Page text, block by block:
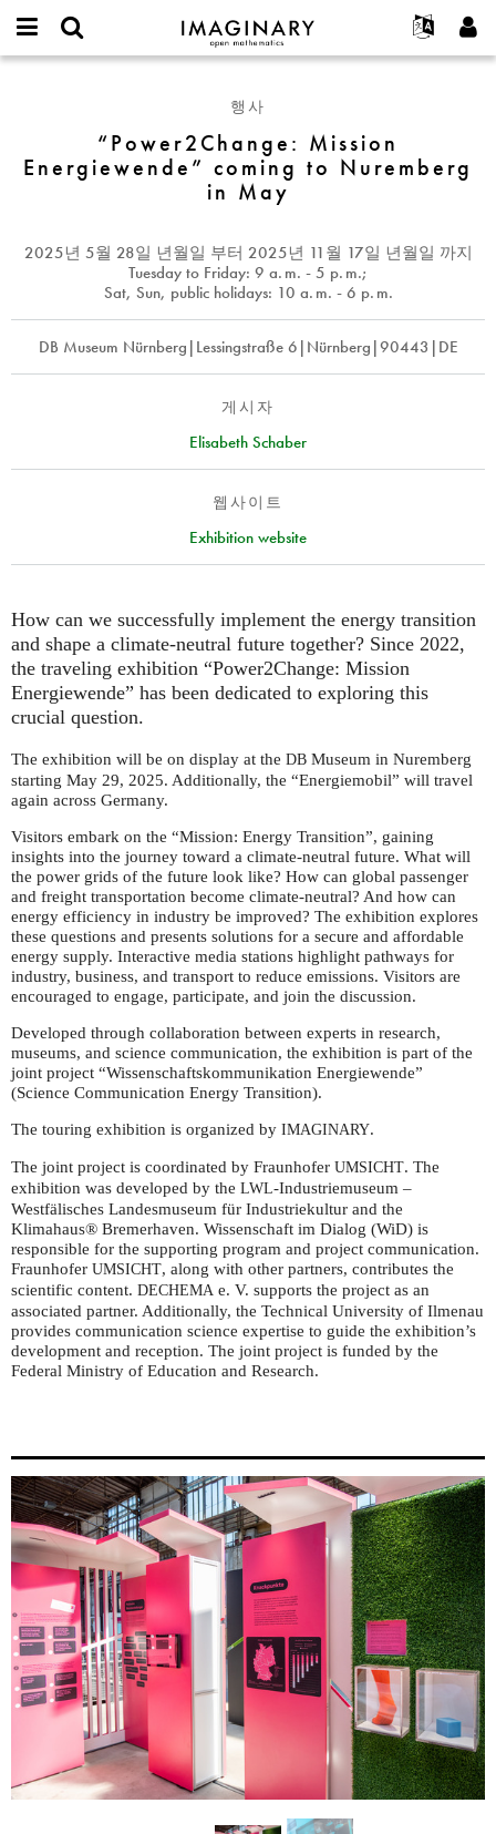
IMAGINARY
open
Français
Deutsch
한국어
Español
Programs
Galleries
Hands-On
Texts
Exhibitions
나머지 보기...
프로젝트
참가하기
연락처
번
가입하기
새로운 비밀번호 요청하기
Energiewende”
coming
in
행사
“Power2Change: Mission
Energiewende” coming to Nuremberg
in May
2025년 5월 28일 년월일 부터 2025년 11월 17일 년월일 까지
Tuesday to Friday: 9 a. m. - 5 p. m.;
Sat, Sun, public holidays: 10 a. m. - 6 p. m.
DB Museum Nürnberg|Lessingstraße 6|Nürnberg|90443|DE
게시자
Elisabeth Schaber
웹사이트
Exhibition website
How can we successfully implement the energy transition
and shape a climate-neutral future together? Since 2022,
the traveling exhibition “Power2Change: Mission
Energiewende” has been dedicated to exploring this
crucial question.
The exhibition will be on display at the DB Museum in Nuremberg
starting May 29, 2025. Additionally, the “Energiemobil” will travel
again across Germany.
Visitors embark on the “Mission: Energy Transition”, gaining
insights into the journey toward a climate-neutral future. What will
the power grids of the future look like? How can global passenger
and freight transportation become climate-neutral? And how can
energy efficiency in industry be improved? The exhibition explores
these questions and presents solutions for a secure and affordable
energy supply. Interactive media stations highlight pathways for
industry, business, and transport to reduce emissions. Visitors are
encouraged to engage, participate, and join the discussion.
Developed through collaboration between experts in research,
museums, and science communication, the exhibition is part of the
joint project “Wissenschaftskommunikation Energiewende”
(Science Communication Energy Transition).
The touring exhibition is organized by IMAGINARY.
The joint project is coordinated by Fraunhofer UMSICHT. The
exhibition was developed by the LWL-Industriemuseum –
Westfälisches Landesmuseum für Industriekultur and the
Klimahaus® Bremerhaven. Wissenschaft im Dialog (WiD) is
responsible for the supporting program and project communication.
Fraunhofer UMSICHT, along with other partners, contributes the
scientific content. DECHEMA e. V. supports the project as an
associated partner. Additionally, the Technical University of Ilmenau
provides communication science expertise to guide the exhibition’s
development and reception. The joint project is funded by the
Federal Ministry of Education and Research.